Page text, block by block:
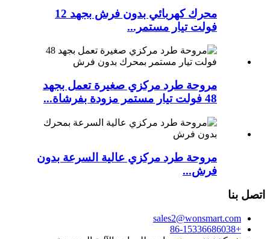
محرك كهربائي بدون فرش بجهد 12
فولت تيار مستمر...
مروحة طرد مركزي صغيرة تعمل بجهد
48 فولت تيار مستمر مزودة بفرشاة...
مروحة طرد مركزي عالية السرعة بدون
فرش...
اتصل بنا
sales2@wonsmart.com
+86-15336686038